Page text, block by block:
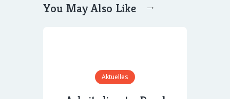
You May Also Like
Aktuelles